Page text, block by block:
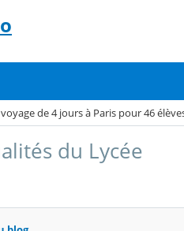
de 4 jours à Paris pour 46
du Lycée